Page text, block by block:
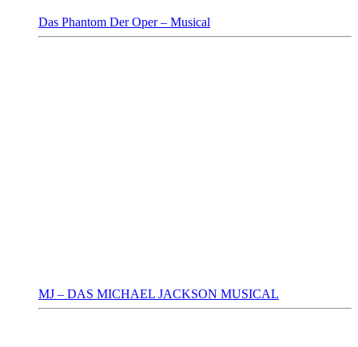
Das Phantom Der Oper – Musical
MJ – DAS MICHAEL JACKSON MUSICAL